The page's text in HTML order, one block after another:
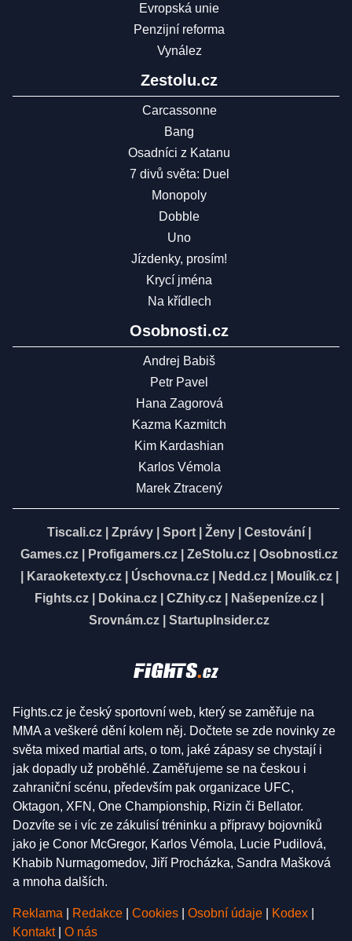
Evropská unie
Penzijní reforma
Vynález
Zestolu.cz
Carcassonne
Bang
Osadníci z Katanu
7 divů světa: Duel
Monopoly
Dobble
Uno
Jízdenky, prosím!
Krycí jména
Na křídlech
Osobnosti.cz
Andrej Babiš
Petr Pavel
Hana Zagorová
Kazma Kazmitch
Kim Kardashian
Karlos Vémola
Marek Ztracený
Tiscali.cz Zprávy Sport Ženy Cestování
Games.cz
Profigamers.cz ZeStolu.cz
Osobnosti.cz
Karaoketexty.cz| Úschovna.cz| Nedd.cz| Moulík.cz|
Fights.cz
Dokina.cz CZhity.cz Našepeníze.cz
Srovnám.cz
StartupInsider.cz
Fights.cz je český sportovní web, který se zaměřuje na
MMA a veškeré dění kolem něj. Dočtete se zde novinky ze
světa mixed martial arts, o tom, jaké zápasy se chystají i
jak dopadly už proběhlé. Zaměřujeme se na českou i
zahraniční scénu, především pak organizace UFC,
Oktagon, XFN, One Championship, Rizin či Bellator.
Dozvíte se i víc ze zákulisí tréninku a přípravy bojovníků
jako je Conor McGregor, Karlos Vémola, Lucie Pudilová,
Khabib Nurmagomedov, Jiří Procházka, Sandra Mašková
a mnoha dalších.
Reklama Redakce Cookies Osobní údaje Kodex
Kontakt
O nás